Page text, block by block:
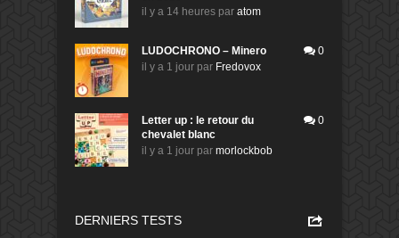
il y a 14 heures par atom
LUDOCHRONO – Minero
il y a 1 jour par Fredovox
0
Letter up : le retour du
chevalet blanc
il y a 1 jour par morlockbob
0
DERNIERS TESTS